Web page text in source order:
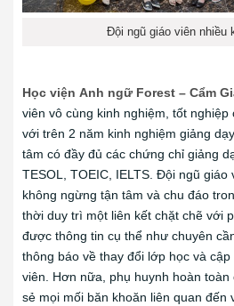
Đội ngũ giáo viên nhiều
Học viện Anh ngữ Forest – Cẩm
viên vô cùng kinh nghiệm, tốt nghiệp
với trên 2 năm kinh nghiệm giảng
tâm có đầy đủ các chứng chỉ giảng
TESOL, TOEIC, IELTS. Đội ngũ giáo
không ngừng tận tâm và chu đáo
thời duy trì một liên kết chặt chẽ với
được thông tin cụ thể như chuyên
thông báo về thay đổi lớp học và
viên. Hơn nữa, phụ huynh hoàn toàn
sẻ mọi mối băn khoăn liên quan đến